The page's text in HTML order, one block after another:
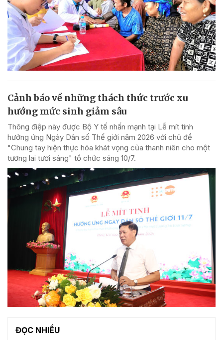
Cảnh báo về những thách thức trước xu
hướng mức sinh giảm sâu
Thông điệp này được Bộ Y tế nhấn mạnh tại Lễ mít tinh
hưởng ứng Ngày Dân số Thế giới năm 2026 với chủ đề
"Chung tay hiện thực hóa khát vọng của thanh niên cho một
tương lai tươi sáng" tổ chức sáng 10/7.
ĐỌC NHIỀU